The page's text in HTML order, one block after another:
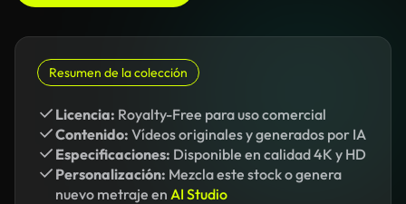
Resumen de la colección
Licencia: Royalty-Free para uso comercial
Contenido: Vídeos originales y generados por IA
Especificaciones: Disponible en calidad 4K y HD
Personalización: Mezcla este stock o genera
nuevo metraje en AI Studio